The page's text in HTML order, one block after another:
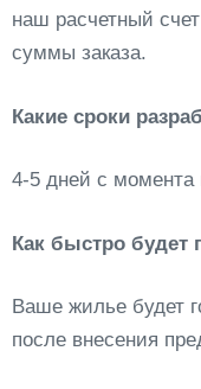
наш расчетный
суммы заказа.
Какие сроки
4-5 дней с момента
Как быстро будет
Ваше жилье будет
после внесения